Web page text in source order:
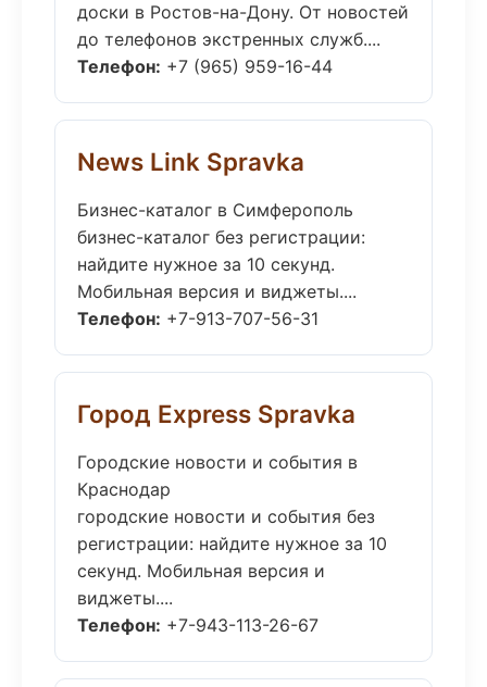
доски в Ростов-на-Дону. От новостей
до телефонов экстренных служб....
Телефон: +7 (965) 959-16-44
News Link Spravka
Бизнес-каталог в Симферополь
бизнес-каталог без регистрации:
найдите нужное за 10 секунд.
Мобильная версия и виджеты....
Телефон: +7-913-707-56-31
Город Express Spravka
Городские новости и события в
Краснодар
городские новости и события без
регистрации: найдите нужное за 10
секунд. Мобильная версия и
виджеты....
Телефон: +7-943-113-26-67